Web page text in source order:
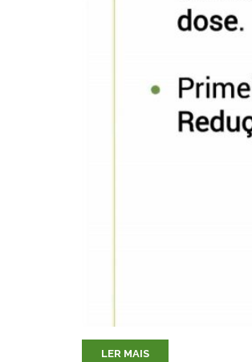
LER MAIS